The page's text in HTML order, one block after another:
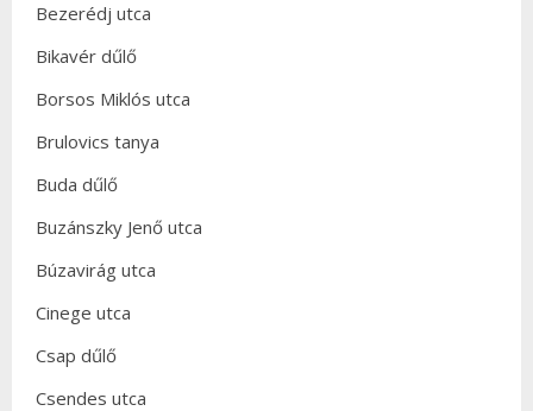
Bezerédj utca
Bikavér dűlő
Borsos Miklós utca
Brulovics tanya
Buda dűlő
Buzánszky Jenő utca
Búzavirág utca
Cinege utca
Csap dűlő
Csendes utca